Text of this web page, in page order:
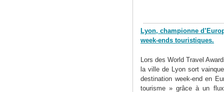
Lyon, championne
week-ends touristiques.
Lors des World Travel
la ville de Lyon sort
destination week-end en
tourisme » grâce à un